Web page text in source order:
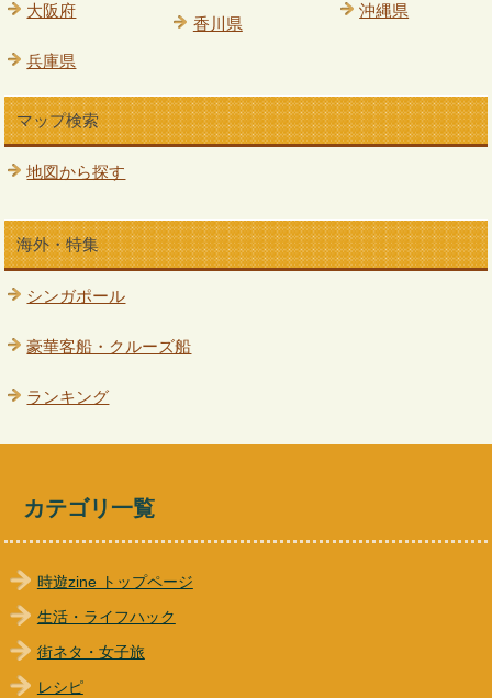
大阪府
兵庫県
香川県
沖縄県
マップ検索
地図から探す
海外・特集
シンガポール
豪華客船・クルーズ船
ランキング
カテゴリ一覧
時遊zine トップページ
生活・ライフハック
街ネタ・女子旅
レシピ